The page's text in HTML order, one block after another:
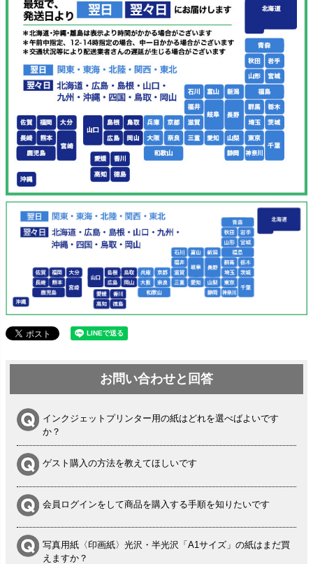
お問い合わせと回答
インクジェットプリンター用の紙はどれを選べばよいです
か？
ゲスト購入の方法を教えてほしいです
会員ログインをして商品を購入する手順を知りたいです
写真用紙〈印画紙〉光沢・半光沢「A1サイズ」の紙はまだ買
えますか？